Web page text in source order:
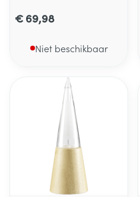
€ 69,98
Niet beschikbaar